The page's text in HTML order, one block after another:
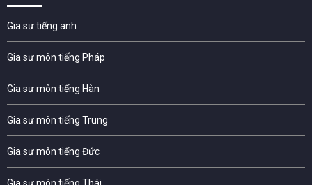
Gia sư tiếng anh
Gia sư môn tiếng Pháp
Gia sư môn tiếng Hàn
Gia sư môn tiếng Trung
Gia sư môn tiếng Đức
Gia sư môn tiếng Thái